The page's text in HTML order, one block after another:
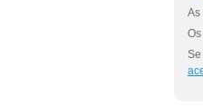
As
Se